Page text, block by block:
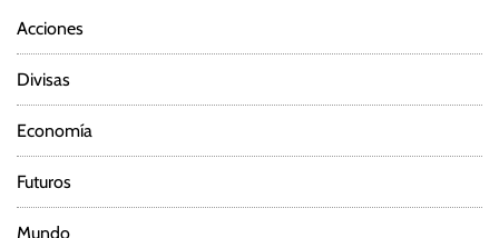
Acciones
Divisas
Economía
Futuros
Mundo